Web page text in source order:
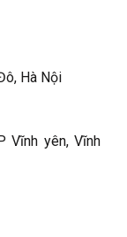
, Hà Nội
Vĩnh yên, Vĩnh